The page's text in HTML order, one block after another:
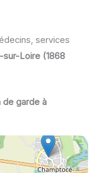
services
Loire (1868
de garde à